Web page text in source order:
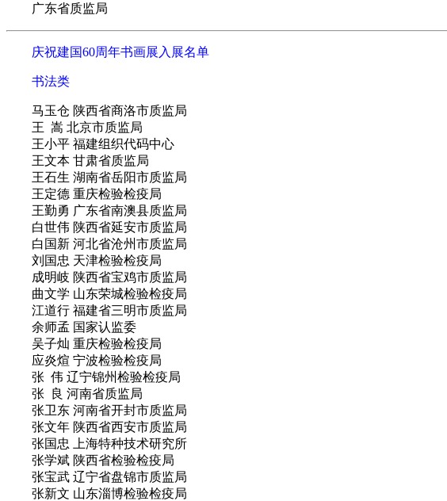
广东省质监局
庆祝建国60周年书画展入展名单
书法类
马玉仓 陕西省商洛市质监局
王 嵩 北京市质监局
王小平 福建组织代码中心
王文本 甘肃省质监局
王石生 湖南省岳阳市质监局
王定德 重庆检验检疫局
王勤勇 广东省南澳县质监局
白世伟 陕西省延安市质监局
白国新 河北省沧州市质监局
刘国忠 天津检验检疫局
成明岐 陕西省宝鸡市质监局
曲文学 山东荣城检验检疫局
江道行 福建省三明市质监局
余师孟 国家认监委
吴子灿 重庆检验检疫局
应炎煊 宁波检验检疫局
张 伟 辽宁锦州检验检疫局
张 良 河南省质监局
张卫东 河南省开封市质监局
张文年 陕西省西安市质监局
张国忠 上海特种技术研究所
张学斌 陕西省检验检疫局
张宝武 辽宁省盘锦市质监局
张新文 山东淄博检验检疫局